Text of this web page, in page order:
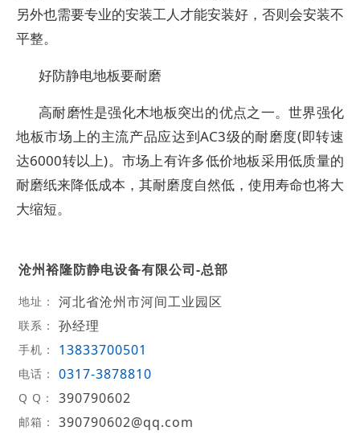
另外也需要专业的安装工人才能安装好，否则会安装不
平整。
好防静电地板要耐磨
高耐磨性是强化木地板突出的优点之一。世界强化
地板市场上的主流产品应达到AC3级的耐磨度(即转速
达6000转以上)。市场上有许多低价地板采用低质量的
耐磨纸来降低成本，其耐磨度自然低，使用寿命也将大
大缩短。
沧州裕隆防静电设备有限公司-总部
地址： 河北省沧州市河间工业园区
联系： 孙经理
手机： 13833700501
电话： 0317-3878810
Q Q： 390790602
邮箱： 390790602@qq.com